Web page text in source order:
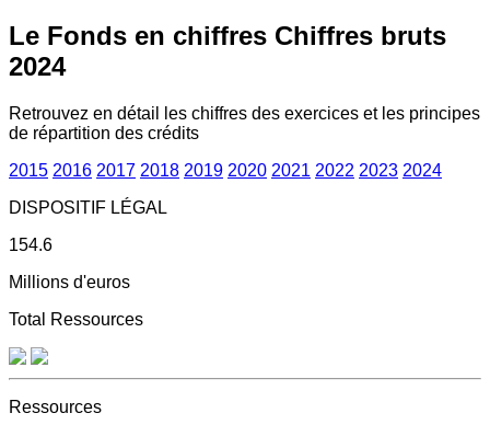
Le Fonds en chiffres Chiffres bruts
2024
Retrouvez en détail les chiffres des exercices et les principes
de répartition des crédits
2015 2016 2017 2018 2019 2020 2021 2022 2023 2024
DISPOSITIF LÉGAL
154.6
Millions d'euros
Total Ressources
Ressources